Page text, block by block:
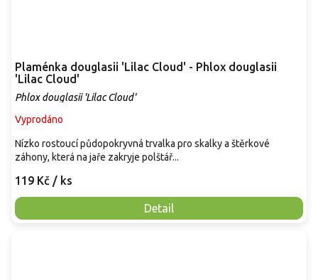
Plaménka douglasii 'Lilac Cloud' - Phlox douglasii
'Lilac Cloud'
Phlox douglasii 'Lilac Cloud'
Vyprodáno
119 Kč / ks
Detail
Nízko rostoucí půdopokryvná trvalka pro skalky a štěrkové
záhony, která na jaře zakryje polštář...